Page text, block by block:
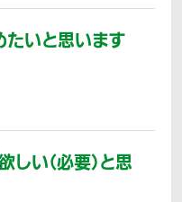
いと思います
しい（必要）と思